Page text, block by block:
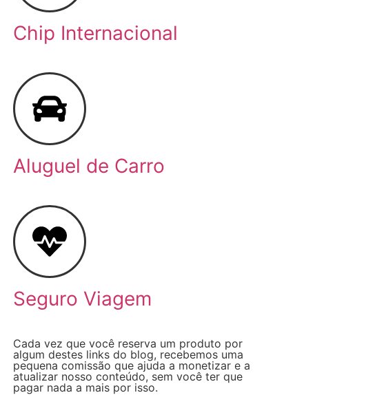
Chip Internacional
Aluguel de Carro
Seguro Viagem
Cada vez que você reserva um produto por
algum destes links do blog, recebemos uma
pequena comissão que ajuda a monetizar e a
atualizar nosso conteúdo, sem você ter que
pagar nada a mais por isso.